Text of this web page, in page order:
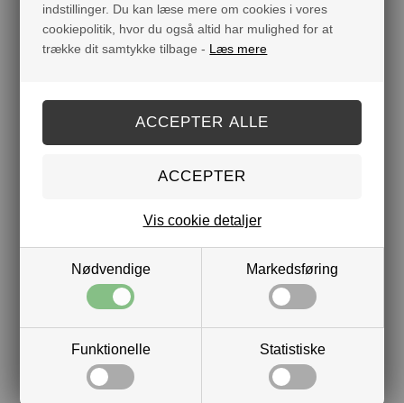
indstillinger. Du kan læse mere om cookies i vores
cookiepolitik, hvor du også altid har mulighed for at
trække dit samtykke tilbage - Læs mere
Nødvendige Markedsføring
Funktionelle Statistiske
Vis cookie detaljer
GRAPE